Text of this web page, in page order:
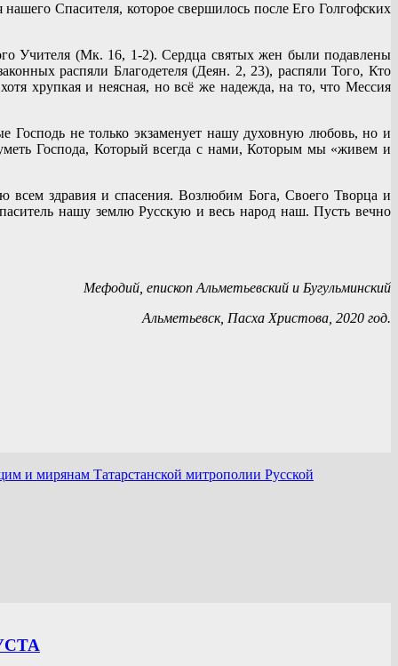
Спасителя, которое свершилось после Его Голгофских
Учителя (Мк. 16, 1-2). Сердца святых жен были подавлены
распяли Благодетеля (Деян. 2, 23), распяли Того, Кто
хрупкая и неясная, но всё же надежда, на то, что Мессия
Господь не только экзаменует нашу духовную любовь, но и
Господа, Который всегда с нами, Которым мы «живем и
здравия и спасения. Возлюбим Бога, Своего Творца и
нашу землю Русскую и весь народ наш. Пусть вечно
Мефодий, епископ Альметьевский и Бугульминский
Пасха Христова, 2020 год.
и мирянам Татарстанской митрополии Русской